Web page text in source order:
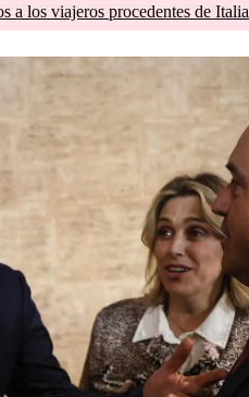
a los viajeros procedentes de Italia